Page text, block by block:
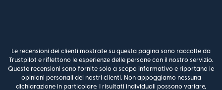
Le recensioni dei clienti mostrate su questa pagina sono raccolte da
Trustpilot e riflettono le esperienze delle persone con il nostro servizio.
Queste recensioni sono fornite solo a scopo informativo e riportano le
opinioni personali dei nostri clienti. Non appoggiamo nessuna
dichiarazione in particolare. I risultati individuali possono variare,